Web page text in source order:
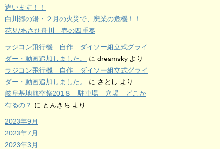
違います！！
白川郷の湯・２月の火災で、廃業の危機！！
花見/あさひ舟川 春の四重奏
ラジコン飛行機 自作 ダイソー組立式グライ
ダー・動画追加しました。
に dreamsky より
ラジコン飛行機 自作 ダイソー組立式グライ
ダー・動画追加しました。
に さとし より
岐阜基地航空祭201８ 駐車場 穴場 どこか
有るの？ に とんきち より
2023年9月
2023年7月
2023年3月